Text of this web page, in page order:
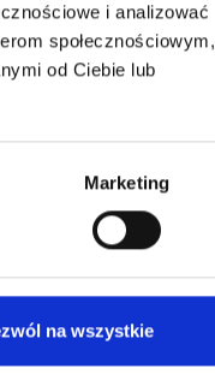
i analizować
społecznościowym,
od Ciebie lub
Marketing
na wszystkie